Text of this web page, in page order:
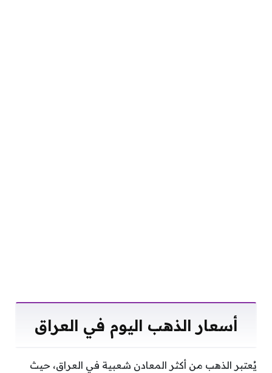
أسعار الذهب اليوم في العراق
يُعتبر الذهب من أكثر المعادن شعبية في العراق، حيث